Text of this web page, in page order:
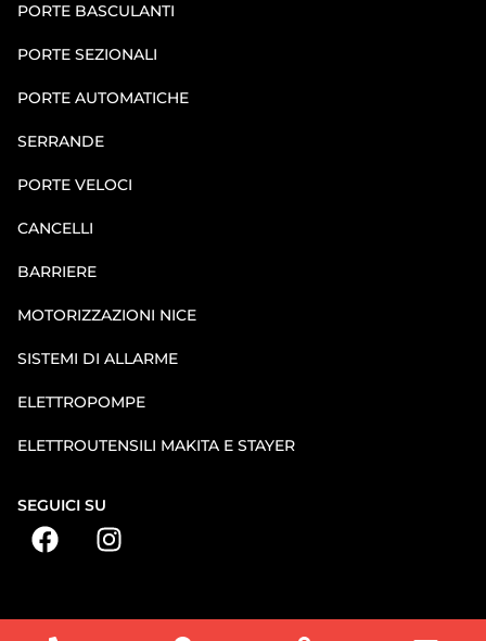
PORTE BASCULANTI
PORTE SEZIONALI
PORTE AUTOMATICHE
SERRANDE
PORTE VELOCI
CANCELLI
BARRIERE
MOTORIZZAZIONI NICE
SISTEMI DI ALLARME
ELETTROPOMPE
ELETTROUTENSILI MAKITA E STAYER
SEGUICI SU